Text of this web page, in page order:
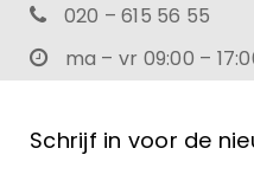
020 – 615 56 55
ma – vr 09:00 –
Schrijf in voor de